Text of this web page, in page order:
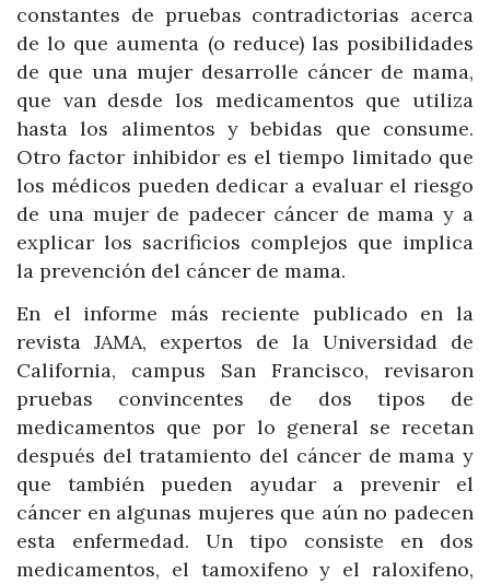
constantes de pruebas contradictorias acerca
de lo que aumenta (o reduce) las posibilidades
de que una mujer desarrolle cáncer de mama,
que van desde los medicamentos que utiliza
hasta los alimentos y bebidas que consume.
Otro factor inhibidor es el tiempo limitado que
los médicos pueden dedicar a evaluar el riesgo
de una mujer de padecer cáncer de mama y a
explicar los sacrificios complejos que implica
la prevención del cáncer de mama.
En el informe más reciente publicado en la
revista JAMA, expertos de la Universidad de
California, campus San Francisco, revisaron
pruebas convincentes de dos tipos de
medicamentos que por lo general se recetan
después del tratamiento del cáncer de mama y
que también pueden ayudar a prevenir el
cáncer en algunas mujeres que aún no padecen
esta enfermedad. Un tipo consiste en dos
medicamentos, el tamoxifeno y el raloxifeno,